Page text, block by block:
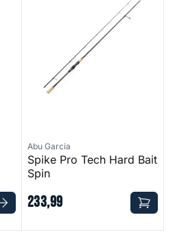
Abu Garcia
Spike Pro Tech Hard Bait
Spin
233,99